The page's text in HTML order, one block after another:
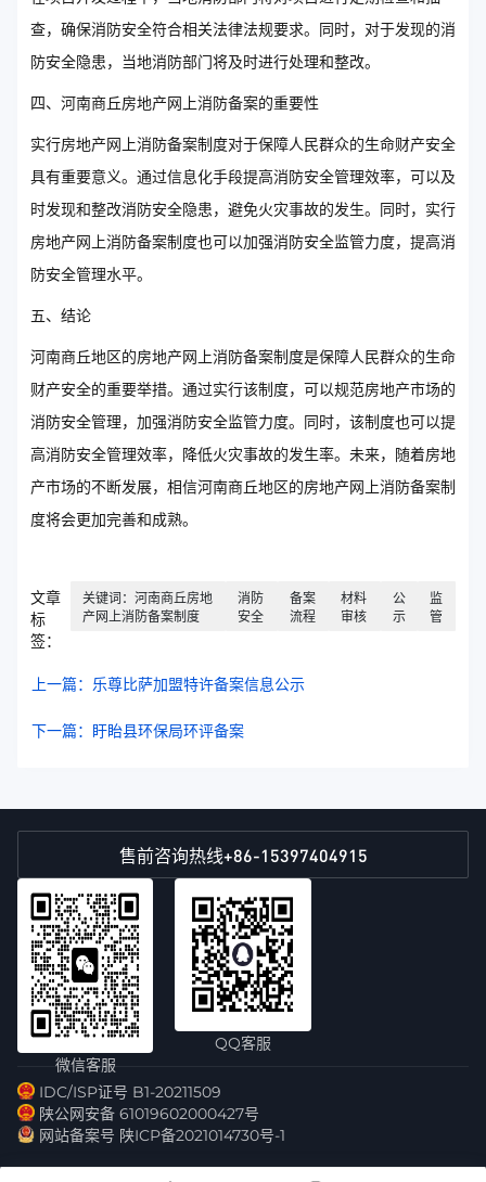
查，确保消防安全符合相关法律法规要求。同时，对于发现的消
防安全隐患，当地消防部门将及时进行处理和整改。
四、河南商丘房地产网上消防备案的重要性
实行房地产网上消防备案制度对于保障人民群众的生命财产安全
具有重要意义。通过信息化手段提高消防安全管理效率，可以及
时发现和整改消防安全隐患，避免火灾事故的发生。同时，实行
房地产网上消防备案制度也可以加强消防安全监管力度，提高消
防安全管理水平。
五、结论
河南商丘地区的房地产网上消防备案制度是保障人民群众的生命
财产安全的重要举措。通过实行该制度，可以规范房地产市场的
消防安全管理，加强消防安全监管力度。同时，该制度也可以提
高消防安全管理效率，降低火灾事故的发生率。未来，随着房地
产市场的不断发展，相信河南商丘地区的房地产网上消防备案制
度将会更加完善和成熟。
文章
标
签：
关键词：河南商丘房地
产网上消防备案制度
消防
安全
备案
流程
材料
审核
公
示
监
管
上一篇：乐尊比萨加盟特许备案信息公示
下一篇：盱眙县环保局环评备案
售前咨询热线+86-15397404915
微信客服
QQ客服
IDC/ISP证号 B1-20211509
陕公网安备 61019602000427号
网站备案号 陕ICP备2021014730号-1